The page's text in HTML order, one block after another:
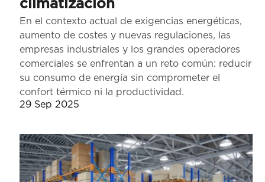
climatización
En el contexto actual de exigencias energéticas,
aumento de costes y nuevas regulaciones, las
empresas industriales y los grandes operadores
comerciales se enfrentan a un reto común: reducir
su consumo de energía sin comprometer el
confort térmico ni la productividad.
29 Sep 2025